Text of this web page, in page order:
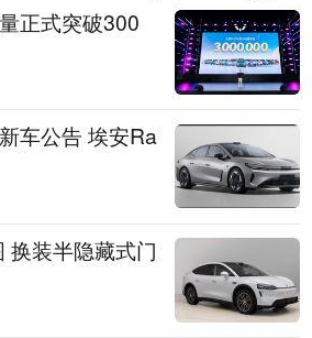
正式突破300
车公告 埃安Ra
换装半隐藏式门